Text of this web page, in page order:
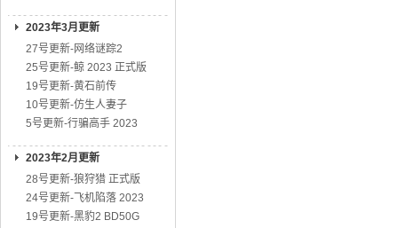
2023年3月更新
27号更新-网络谜踪2
25号更新-鲸 2023 正式版
19号更新-黄石前传
10号更新-仿生人妻子
5号更新-行骗高手 2023
2023年2月更新
28号更新-狼狩猎 正式版
24号更新-飞机陷落 2023
19号更新-黑豹2 BD50G